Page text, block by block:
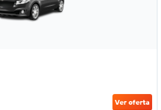
Ver oferta